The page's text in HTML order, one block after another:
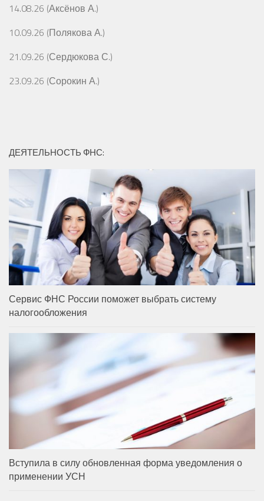
14.08.26 (Аксёнов А.)
10.09.26 (Полякова А.)
21.09.26 (Сердюкова С.)
23.09.26 (Сорокин А.)
ДЕЯТЕЛЬНОСТЬ ФНС:
Сервис ФНС России поможет выбрать систему
налогообложения
Вступила в силу обновленная форма уведомления о
применении УСН